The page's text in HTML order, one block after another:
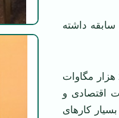
به دانش اتمی پيش از سال 1357 هم سابقه داشته
درست است. در رژيم شاهنشاهی داشتند برای توليد 23 هزار مگاوات
اقتصادی و
کارهای